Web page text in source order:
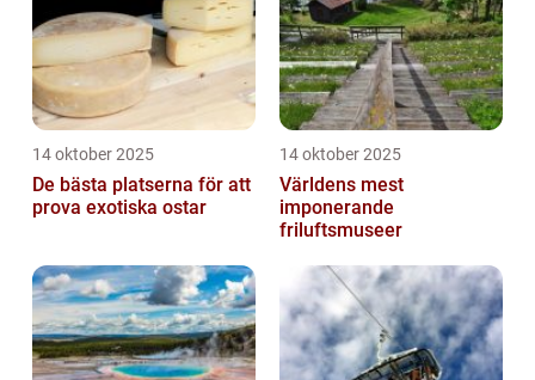
14 oktober 2025
De bästa platserna för att
prova exotiska ostar
14 oktober 2025
Världens mest
imponerande
friluftsmuseer